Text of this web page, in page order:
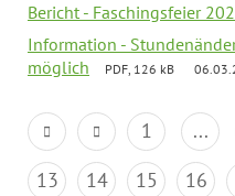
Bericht - Faschingsfeier
Information -
möglich
PDF, 126 kB
1 ...
13
14 15 16